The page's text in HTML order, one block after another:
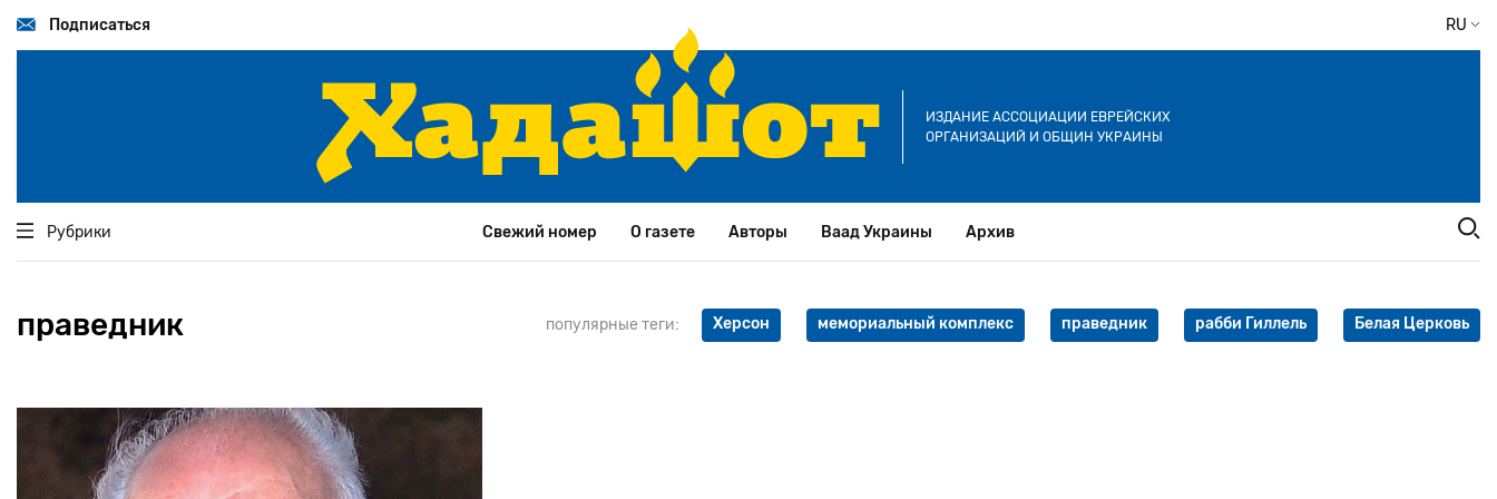
основномуПодписаться RU
ИЗДАНИЕ АССОЦИАЦИИ ЕВРЕЙСКИХ
ОРГАНИЗАЦИЙ И ОБЩИН УКРАИНЫ
Рубрики Свежий номер О газете Авторы Ваад Украины Архив
праведник популярные теги: Херсон мемориальный комплекс праведник рабби Гиллель Белая Церковь